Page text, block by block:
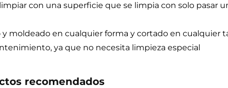
con una superficie que se limpia con solo pasar
y moldeado en cualquier forma y cortado en cualquier
ya que no necesita limpieza especial
recomendados